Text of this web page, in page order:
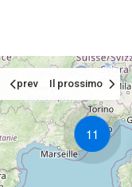
11
prev Il prossimo